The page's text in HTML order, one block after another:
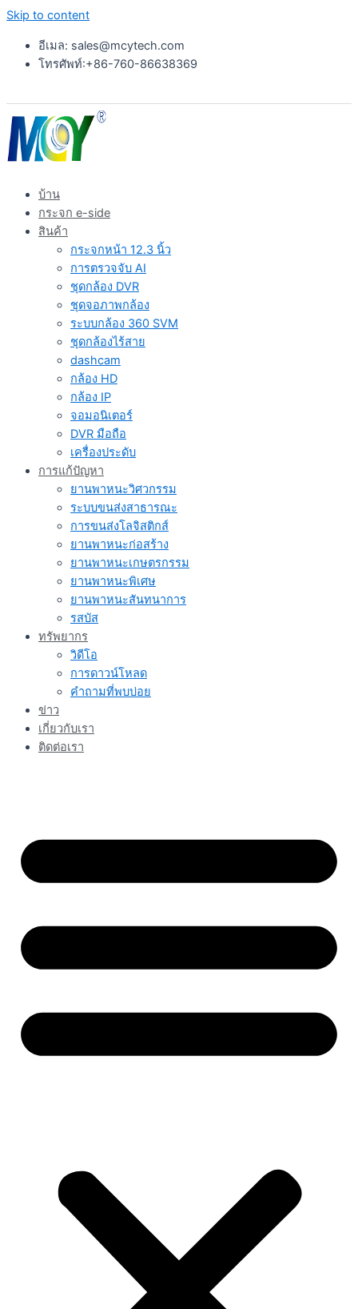
Skip to content
อีเมล: sales@mcytech.com
โทรศัพท์:+86-760-86638369
บ้าน
กระจก e-side
สินค้า
กระจกหน้า 12.3 นิ้ว
การตรวจจับ AI
ชุดกล้อง DVR
ชุดจอภาพกล้อง
ระบบกล้อง 360 SVM
ชุดกล้องไร้สาย
dashcam
กล้อง HD
กล้อง IP
จอมอนิเตอร์
DVR มือถือ
เครื่องประดับ
การแก้ปัญหา
ยานพาหนะวิศวกรรม
ระบบขนส่งสาธารณะ
การขนส่งโลจิสติกส์
ยานพาหนะก่อสร้าง
ยานพาหนะเกษตรกรรม
ยานพาหนะพิเศษ
ยานพาหนะสันทนาการ
รสบัส
ทรัพยากร
วิดีโอ
การดาวน์โหลด
คำถามที่พบบ่อย
ข่าว
เกี่ยวกับเรา
ติดต่อเรา